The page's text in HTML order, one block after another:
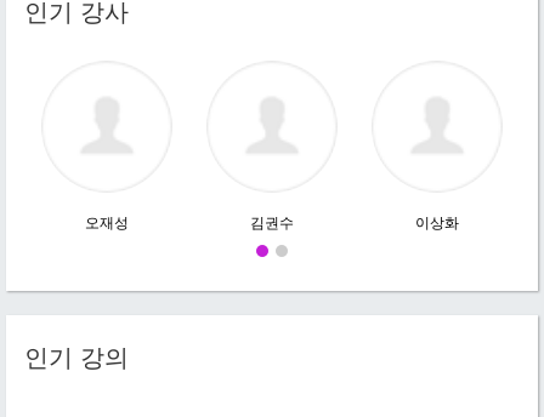
인기 강사
오재성 김권수 이상화
인기 강의